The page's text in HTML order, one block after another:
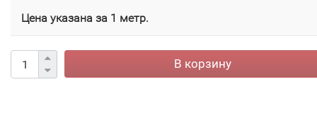
Цена указана за 1 метр.
В корзину